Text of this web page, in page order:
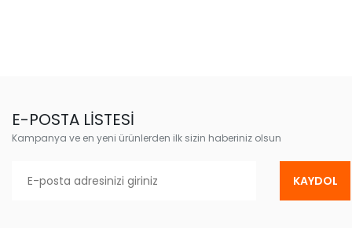
E-POSTA LİSTESİ
Kampanya ve en yeni ürünlerden ilk sizin haberiniz olsun
KAYDOL